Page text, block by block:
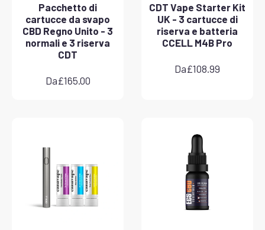
Pacchetto di
cartucce da svapo
CBD Regno Unito - 3
normali e 3 riserva
CDT
Da£165.00
CDT Vape Starter Kit
UK - 3 cartucce di
riserva e batteria
CCELL M4B Pro
Da£108.99